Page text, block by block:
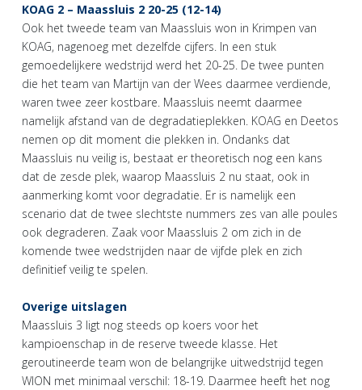
KOAG 2 – Maassluis 2 20-25 (12-14)
Ook het tweede team van Maassluis won in Krimpen van
KOAG, nagenoeg met dezelfde cijfers. In een stuk
gemoedelijkere wedstrijd werd het 20-25. De twee punten
die het team van Martijn van der Wees daarmee verdiende,
waren twee zeer kostbare. Maassluis neemt daarmee
namelijk afstand van de degradatieplekken. KOAG en Deetos
nemen op dit moment die plekken in. Ondanks dat
Maassluis nu veilig is, bestaat er theoretisch nog een kans
dat de zesde plek, waarop Maassluis 2 nu staat, ook in
aanmerking komt voor degradatie. Er is namelijk een
scenario dat de twee slechtste nummers zes van alle poules
ook degraderen. Zaak voor Maassluis 2 om zich in de
komende twee wedstrijden naar de vijfde plek en zich
definitief veilig te spelen.
Overige uitslagen
Maassluis 3 ligt nog steeds op koers voor het
kampioenschap in de reserve tweede klasse. Het
geroutineerde team won de belangrijke uitwedstrijd tegen
WION met minimaal verschil: 18-19. Daarmee heeft het nog